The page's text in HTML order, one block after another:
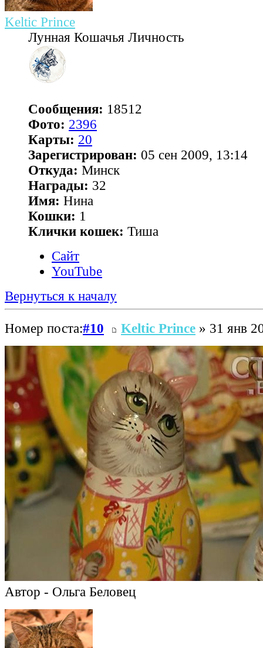
Keltic Prince
Лунная Кошачья Личность
Сообщения: 18512
Фото: 2396
Карты: 20
Зарегистрирован: 05 сен 2009, 13:14
Откуда: Минск
Награды: 32
Имя: Нина
Кошки: 1
Клички кошек: Тиша
Сайт
YouTube
Вернуться к началу
Номер поста:#10 Keltic Prince » 31 янв
Автор - Ольга Беловец